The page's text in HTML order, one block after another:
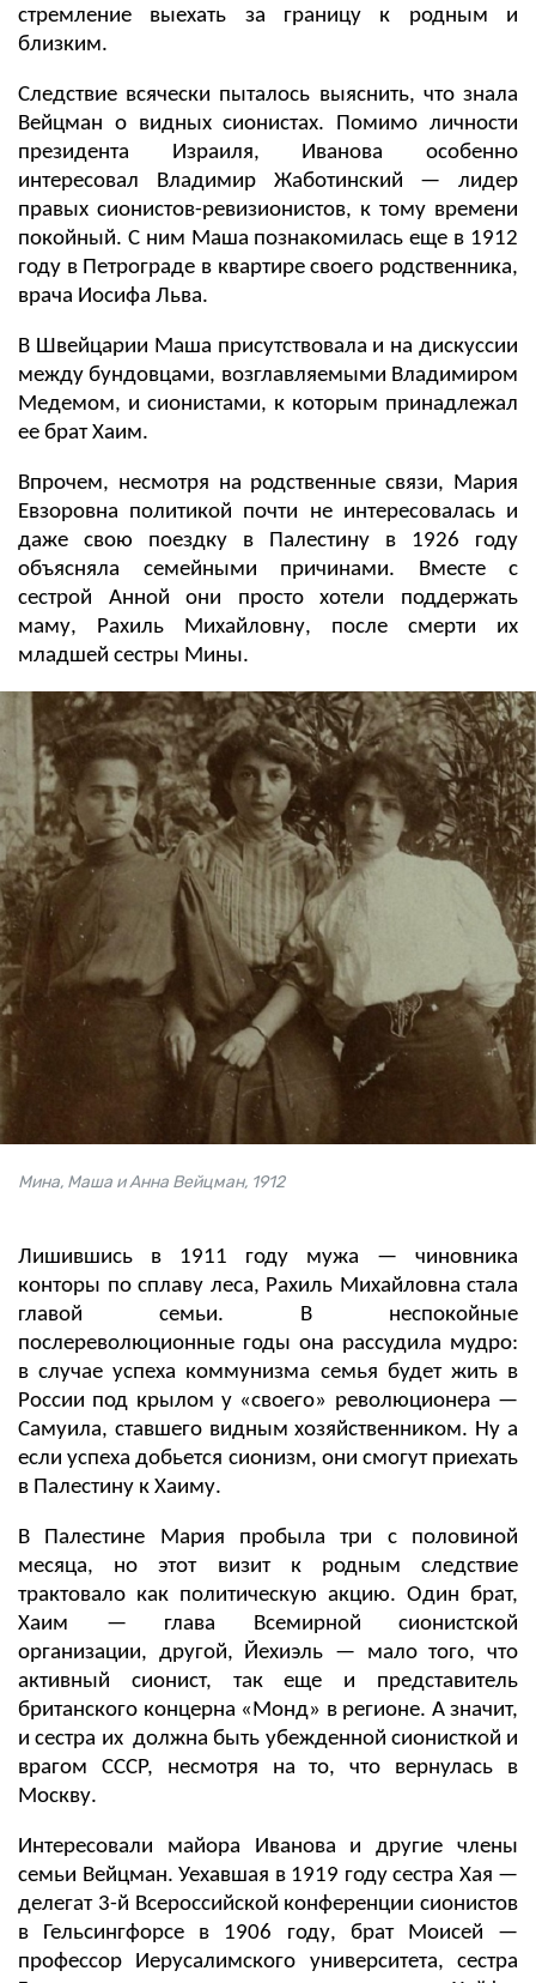
стремление выехать за границу к родным и
близким.
Следствие всячески пыталось выяснить, что знала
Вейцман о видных сионистах. Помимо личности
президента Израиля, Иванова особенно
интересовал Владимир Жаботинский — лидер
правых сионистов-ревизионистов, к тому времени
покойный. C ним Маша познакомилась еще в 1912
году в Петрограде в квартире своего родственника,
врача Иосифа Льва.
В Швейцарии Маша присутствовала и на дискуссии
между бундовцами, возглавляемыми Владимиром
Медемом, и сионистами, к которым принадлежал
ее брат Хаим.
Впрочем, несмотря на родственные связи, Мария
Евзоровна политикой почти не интересовалась и
даже свою поездку в Палестину в 1926 году
объясняла семейными причинами. Вместе с
сестрой Анной они просто хотели поддержать
маму, Рахиль Михайловну, после смерти их
младшей сестры Мины.
Мина, Маша и Анна Вейцман, 1912
Лишившись в 1911 году мужа — чиновника
конторы по сплаву леса, Рахиль Михайловна стала
главой семьи. В неспокойные
послереволюционные годы она рассудила мудро:
в случае успеха коммунизма семья будет жить в
России под крылом у «своего» революционера —
Самуила, ставшего видным хозяйственником. Ну а
если успеха добьется сионизм, они смогут приехать
в Палестину к Хаиму.
В Палестине Мария пробыла три с половиной
месяца, но этот визит к родным следствие
трактовало как политическую акцию. Один брат,
Хаим — глава Всемирной сионистской
организации, другой, Йехиэль — мало того, что
активный сионист, так еще и представитель
британского концерна «Монд» в регионе. А значит,
и сестра их должна быть убежденной сионисткой и
врагом СССР, несмотря на то, что вернулась в
Москву.
Интересовали майора Иванова и другие члены
семьи Вейцман. Уехавшая в 1919 году сестра Хая —
делегат 3-й Всероссийской конференции сионистов
в Гельсингфорсе в 1906 году, брат Моисей —
профессор Иерусалимского университета, сестра